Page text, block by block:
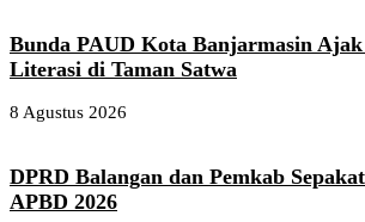
Bunda PAUD Kota Banjarmasin
Literasi di Taman Satwa
8 Agustus 2026
DPRD Balangan dan Pemkab
APBD 2026